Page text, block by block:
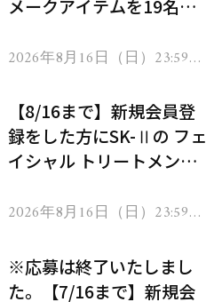
メークアイテムを19名様
2026年8月16日（日）23:59ま
【8/16まで】新規会員登
録をした方にSK-Ⅱの フェ
イシャル トリートメント
2026年8月16日（日）23:59ま
※応募は終了いたしまし
た。【7/16まで】新規会